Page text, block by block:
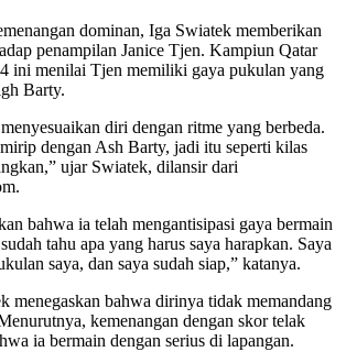
dominan, Iga Swiatek memberikan
penampilan Janice Tjen. Kampiun Qatar
ini menilai Tjen memiliki gaya pukulan yang
Barty.
diri dengan ritme yang berbeda.
dengan Ash Barty, jadi itu seperti kilas
ujar Swiatek, dilansir dari
bahwa ia telah mengantisipasi gaya bermain
tahu apa yang harus saya harapkan. Saya
saya, dan saya sudah siap,” katanya.
menegaskan bahwa dirinya tidak memandang
kemenangan dengan skor telak
ia bermain dengan serius di lapangan.